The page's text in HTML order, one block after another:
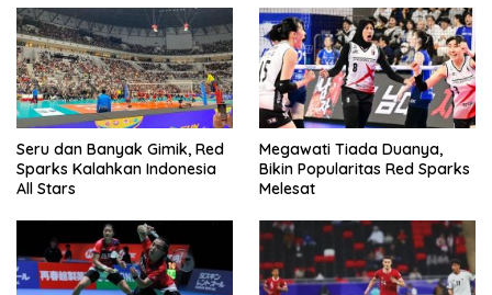
Seru dan Banyak Gimik, Red
Sparks Kalahkan Indonesia
All Stars
Megawati Tiada Duanya,
Bikin Popularitas Red Sparks
Melesat